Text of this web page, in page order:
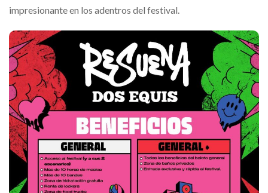
impresionante en los adentros del festival.